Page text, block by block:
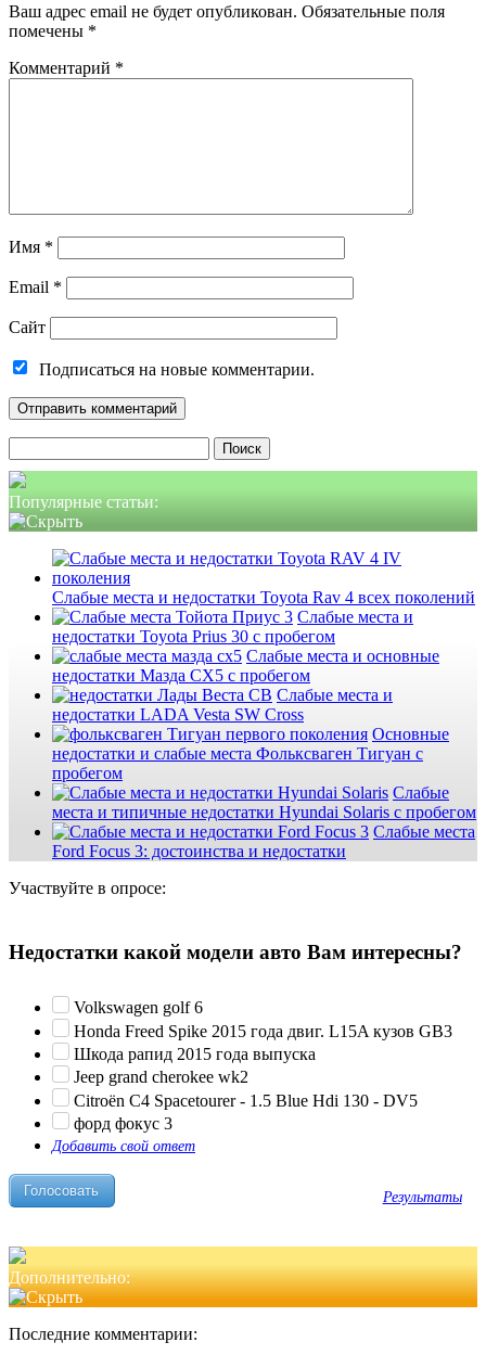
Ваш адрес email не будет опубликован. Обязательные поля
помечены *
Комментарий *
Имя *
Email *
Сайт
Подписаться на новые комментарии.
Популярные статьи:
Слабые места и недостатки Toyota Rav 4 всех поколений
Слабые места и
недостатки Toyota Prius 30 с пробегом
Слабые места и основные
недостатки Мазда СХ5 с пробегом
Слабые места и
недостатки LADA Vesta SW Cross
Основные
недостатки и слабые места Фольксваген Тигуан с
пробегом
Слабые
места и типичные недостатки Hyundai Solaris с пробегом
Слабые места
Ford Focus 3: достоинства и недостатки
Участвуйте в опросе:
Недостатки какой модели авто Вам интересны?
Volkswagen golf 6
Honda Freed Spike 2015 года двиг. L15A кузов GB3
Шкода рапид 2015 года выпуска
Jeep grand cherokee wk2
Citroën C4 Spacetourer - 1.5 Blue Hdi 130 - DV5
форд фокус 3
Добавить свой ответ
Результаты
Дополнительно:
Последние комментарии: